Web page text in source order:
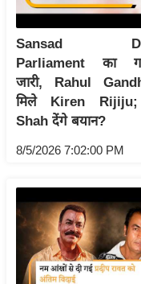
सा
हि
त्य
ज
ग
त
टो
र्ल्ड
न्यू
ब्री
Sansad
Parliament का
जारी, Rahul
मिले Kiren Rijiju;
Shah देंगे बयान?
8/5/2026 7:02:00 PM